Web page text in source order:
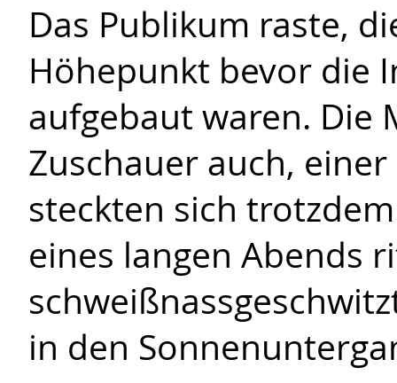
Das Publikum raste,
Höhepunkt bevor die
aufgebaut waren. Die
Zuschauer auch,
steckten sich
eines langen Abends
in den